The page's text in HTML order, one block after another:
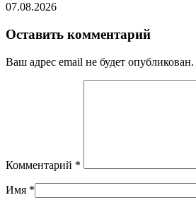
07.08.2026
Оставить комментарий
Ваш адрес email не будет опубликован.
Комментарий *
Имя *